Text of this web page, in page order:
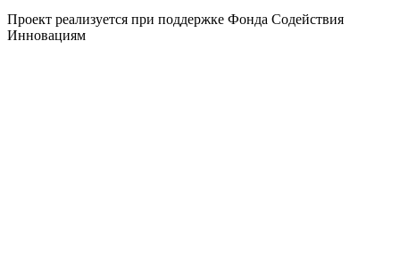
Проект реализуется при поддержке Фонда Содействия
Инновациям